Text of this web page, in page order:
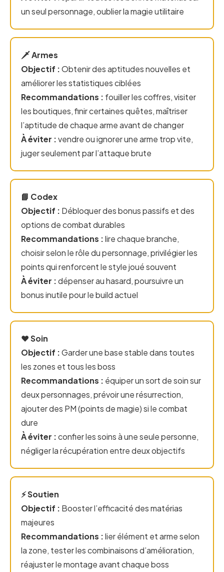
un seul personnage, oublier la magie utilitaire
🗡️ Armes
Objectif :Obtenir des aptitudes nouvelles et
améliorer les statistiques ciblées
Recommandations : fouiller les coffres, visiter
les boutiques, finir certaines quêtes, maîtriser
l’aptitude de chaque arme avant de changer
À éviter :vendre ou ignorer une arme trop vite,
juger seulement par l’attaque brute
📘 Codex
Objectif : Débloquer des bonus passifs et des
options de combat durables
Recommandations :lire chaque branche,
choisir selon le rôle du personnage, privilégier les
points qui renforcent le style joué souvent
À éviter :dépenser au hasard, poursuivre un
bonus inutile pour le build actuel
❤️ Soin
Objectif :Garder une base stable dans toutes
les zones et tous les boss
Recommandations : équiper un sort de soin sur
deux personnages, prévoir une résurrection,
ajouter des PM (points de magie) si le combat
dure
À éviter :confier les soins à une seule personne,
négliger la récupération entre deux objectifs
⚡ Soutien
Objectif : Booster l’efficacité des matérias
majeures
Recommandations :lier élément et arme selon
la zone, tester les combinaisons d’amélioration,
réajuster le montage avant chaque boss